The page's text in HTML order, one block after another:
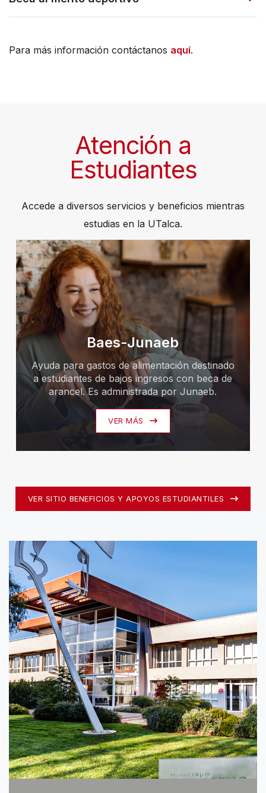
Para más información contáctanos aquí.
Atención a
Estudiantes
Accede a diversos servicios y beneficios mientras
estudias en la UTalca.
Baes-Junaeb
Ayuda para gastos de alimentación destinado
a estudiantes de bajos ingresos con beca de
arancel. Es administrada por Junaeb.
VER MÁS
VER SITIO BENEFICIOS Y APOYOS ESTUDIANTILES